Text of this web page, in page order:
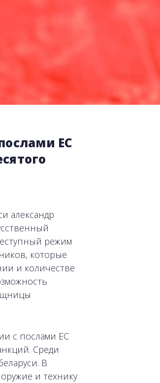
ЕС
александр
режим
которые
и количестве
с послами ЕС
Среди
В
и технику